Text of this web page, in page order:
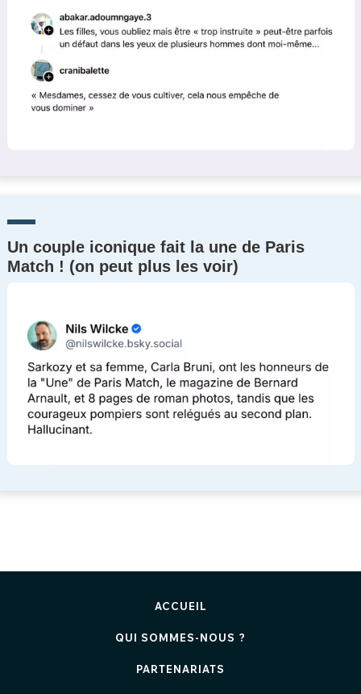
Un couple iconique fait la une de Paris
Match ! (on peut plus les voir)
ACCUEIL
QUI SOMMES-NOUS ?
PARTENARIATS